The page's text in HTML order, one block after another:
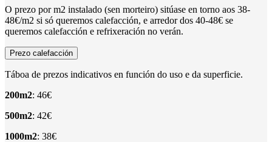
O prezo por m2 instalado (sen morteiro) sitúase en torno aos 38-
48€/m2 si só queremos calefacción, e arredor dos 40-48€ se
queremos calefacción e refrixeración no verán.
Prezo calefacción
Táboa de prezos indicativos en función do uso e da superficie.
200m2: 46€
500m2: 42€
1000m2: 38€